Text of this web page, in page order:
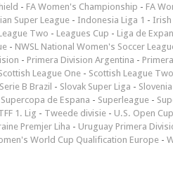
- FA Women's Championship - FA
Super League - Indonesia Liga 1 - Irish
Two - Leagues Cup - Liga de
- NWSL National Women's Soccer
- Primera Division Argentina -
League One - Scottish League Two
Serie B Brazil - Slovak Super Liga -
Supercopa de Espana - Superleague -
1. Lig - Tweede divisie - U.S. Open Cup
Premjer Liha - Uruguay Primera
World Cup Qualification Europe -